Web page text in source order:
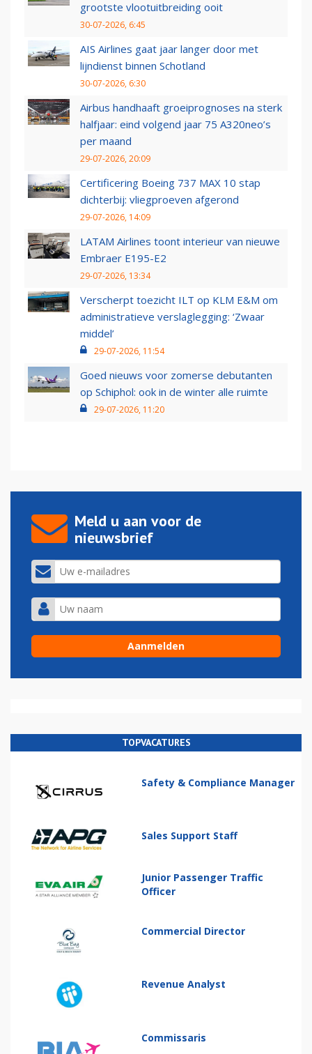
grootste vlootuitbreiding ooit
30-07-2026, 6:45
AIS Airlines gaat jaar langer door met
lijndienst binnen Schotland
30-07-2026, 6:30
Airbus handhaaft groeiprognoses na sterk
halfjaar: eind volgend jaar 75 A320neo’s
per maand
29-07-2026, 20:09
Certificering Boeing 737 MAX 10 stap
dichterbij: vliegproeven afgerond
29-07-2026, 14:09
LATAM Airlines toont interieur van nieuwe
Embraer E195-E2
29-07-2026, 13:34
Verscherpt toezicht ILT op KLM E&M om
administratieve verslaglegging: ‘Zwaar
middel’
29-07-2026, 11:54
Goed nieuws voor zomerse debutanten
op Schiphol: ook in de winter alle ruimte
29-07-2026, 11:20
Meld u aan voor de
nieuwsbrief
TOPVACATURES
Safety & Compliance Manager
Sales Support Staff
Junior Passenger Traffic
Officer
Commercial Director
Revenue Analyst
Commissaris